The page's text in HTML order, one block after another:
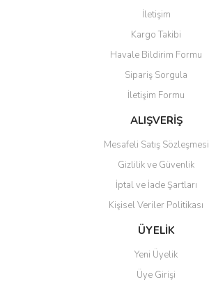
Yorum Yaz
Ürün resmi kalitesiz, bozuk veya
Ürün açıklamasında eksik bilgiler bulunuyor.
Ürün bilgilerinde hatalar bulunuyor.
Ürün fiyatı diğer sitelerden daha pahalı.
Bu ürüne benzer farklı alternatifler olmalı.
Gönder
İletişim
Kargo Takibi
Havale Bildirim Formu
Sipariş Sorgula
İletişim Formu
ALIŞVERİŞ
Mesafeli Satış Sözleşmesi
Gizlilik ve Güvenlik
İptal ve İade Şartları
Kişisel Veriler Politikası
ÜYELİK
Yeni Üyelik
Üye Girişi